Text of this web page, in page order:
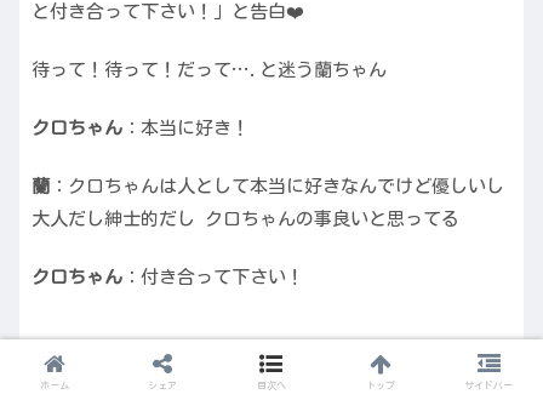
と付き合って下さい！」と告白❤️
待って！待って！だって….と迷う蘭ちゃん
クロちゃん ：本当に好き！
蘭 ：クロちゃんは人として本当に好きなんでけど優しいし
大人だし紳士的だし クロちゃんの事良いと思ってる
クロちゃん ：付き合って下さい！
しかし蘭ちゃんは指輪の箱を閉じ
ホーム シェア 目次へ トップ サイドバー